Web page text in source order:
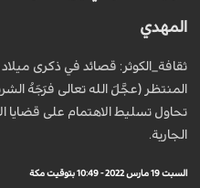
المهدي
ثقافة_الكوثر: قصائد في ذكرى
تحاول تسليط الاهتمام على قضايا
الجارية.
السبت 19 مارس 2022 - 10:49 بتوقيت مكة